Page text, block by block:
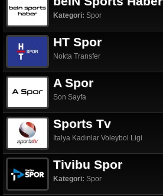
Kategori: Spor
HT Spor
Nokta Transfer
A Spor
Son Sayfa
Sports Tv
İtalya Kadınlar Voleybol Ligi
Tivibu Spor
Kategori: Spor